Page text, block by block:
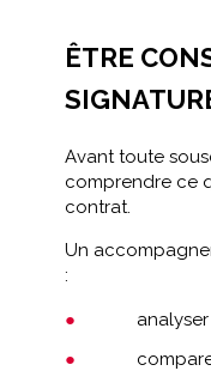
ÊTRE
Avant toute
comprendre ce
contrat.
Un
: